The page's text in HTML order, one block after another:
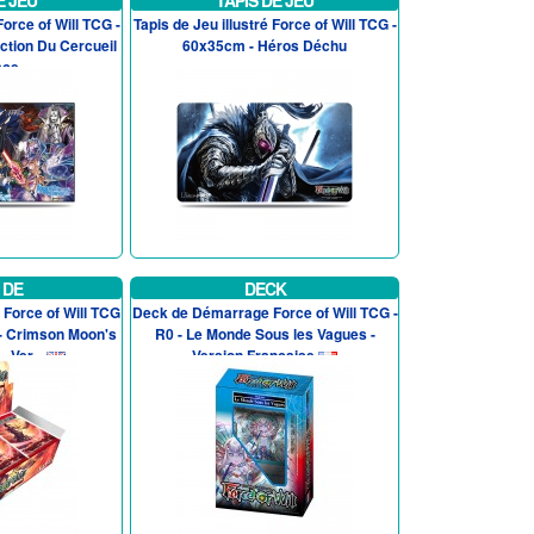
of Will TCG -
Du Cercueil
Tapis de Jeu illustré Force of Will TCG -
60x35cm - Héros Déchu
of Will TCG
Crimson Moon's
DECK
Deck de Démarrage Force of Will TCG -
R0 - Le Monde Sous les Vagues -
Version Francaise